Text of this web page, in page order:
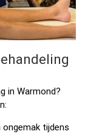
in Warmond?
ongemak tijdens